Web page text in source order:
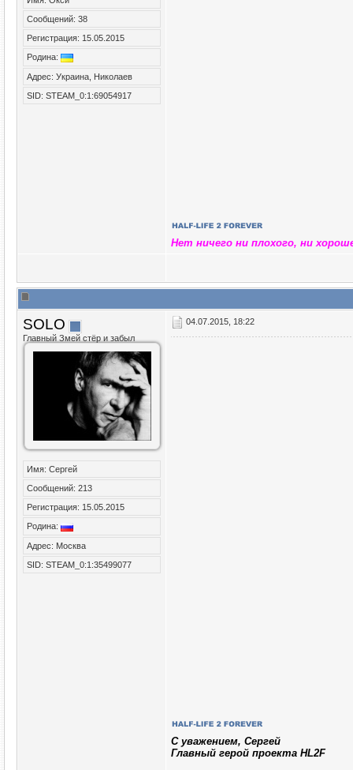
Сообщений: 38
Регистрация: 15.05.2015
Родина:
Адрес: Украина, Николаев
SID: STEAM_0:1:69054917
Нет ничего ни плохого, ни
SOLO
Главный Змей стёр и забыл
Имя: Сергей
Сообщений: 213
Регистрация: 15.05.2015
Родина:
Адрес: Москва
SID: STEAM_0:1:35499077
04.07.2015, 18:22
C уважением, Сергей
Главный герой проекта HL2F